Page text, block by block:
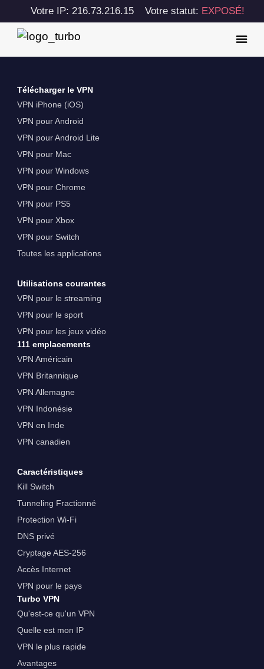
Votre IP: 216.73.216.15 Votre statut: EXPOSÉ!
Télécharger le VPN
VPN iPhone (iOS)
VPN pour Android
VPN pour Android Lite
VPN pour Mac
VPN pour Windows
VPN pour Chrome
VPN pour PS5
VPN pour Xbox
VPN pour Switch
Toutes les applications
Utilisations courantes
VPN pour le streaming
VPN pour le sport
VPN pour les jeux vidéo
111 emplacements
VPN Américain
VPN Britannique
VPN Allemagne
VPN Indonésie
VPN en Inde
VPN canadien
Caractéristiques
Kill Switch
Tunneling Fractionné
Protection Wi-Fi
DNS privé
Cryptage AES-256
Accès Internet
VPN pour le pays
Turbo VPN
Qu'est-ce qu'un VPN
Quelle est mon IP
VPN le plus rapide
Avantages